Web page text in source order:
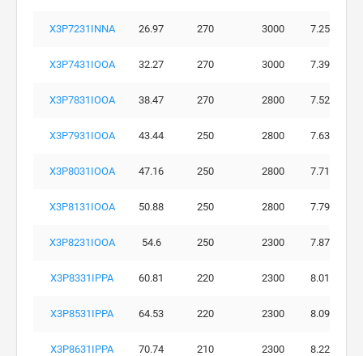
X3P7231INNA 26.97 270 3000 7.25
X3P7431IOOA 32.27 270 3000 7.39
X3P7831IOOA 38.47 270 2800 7.52
X3P7931IOOA 43.44 250 2800 7.63
X3P8031IOOA 47.16 250 2800 7.71
X3P8131IOOA 50.88 250 2800 7.79
X3P8231IOOA 54.6 250 2300 7.87
X3P8331IPPA 60.81 220 2300 8.01
X3P8531IPPA 64.53 220 2300 8.09
X3P8631IPPA 70.74 210 2300 8.22